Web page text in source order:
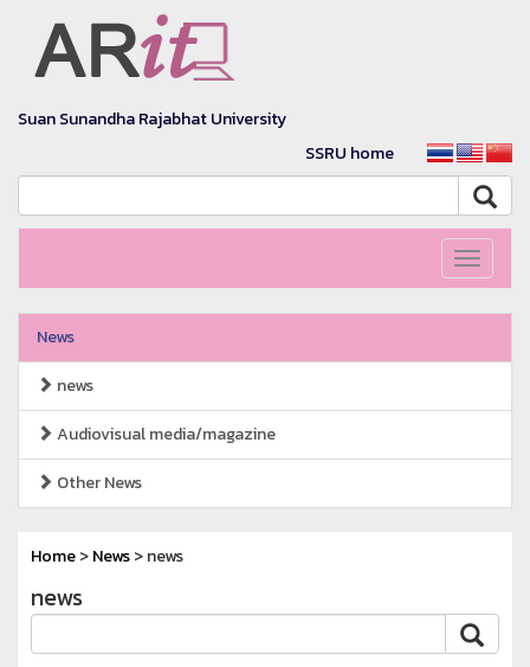
Suan Sunandha Rajabhat University
SSRU home
Toggle
News
news
Audiovisual media/magazine
Other News
Home>News> news
news